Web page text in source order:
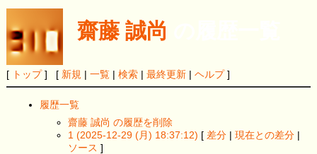
齋藤 誠尚
[ トップ] [ 新規 | 一覧| 検索| 最終更新| ヘルプ]
履歴一覧
齋藤 誠尚 の履歴を削除
1 (2025-12-29 (月) 18:37:12) [ 差分 |現在との差分 |
ソース ]